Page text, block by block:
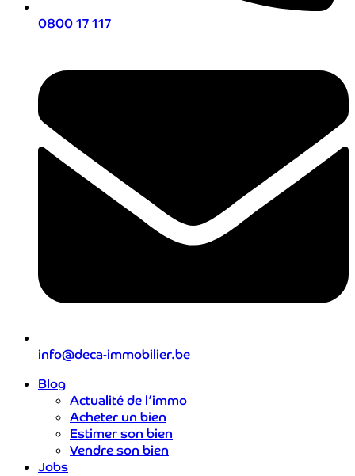
0800 17 117
info@deca-immobilier.be
Blog
Actualité de l’immo
Acheter un bien
Estimer son bien
Vendre son bien
Jobs